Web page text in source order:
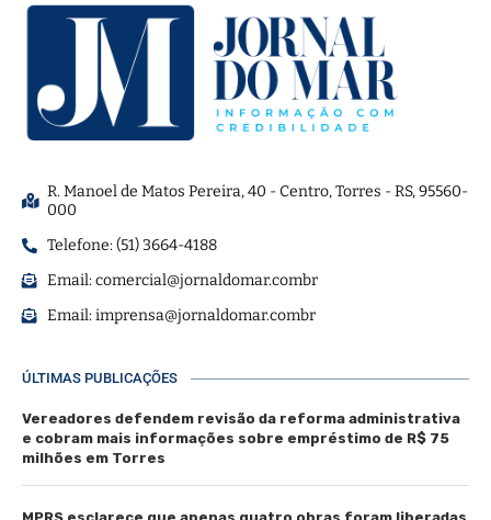
R. Manoel de Matos Pereira, 40 - Centro, Torres - RS, 95560-
000
Telefone: (51) 3664-4188
Email:comercial@jornaldomar.combr
Email:imprensa@jornaldomar.combr
ÚLTIMAS PUBLICAÇÕES
Vereadores defendem revisão da reforma administrativa
e cobram mais informações sobre empréstimo de R$ 75
milhões em Torres